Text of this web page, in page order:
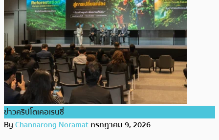
ข่าวคริปโตเคอเรนซี่
ByChannarong Noramatกรกฎาคม 9, 2026